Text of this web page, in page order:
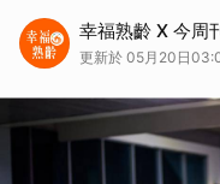
幸福熟齡 X 今周
更新於 05月20日